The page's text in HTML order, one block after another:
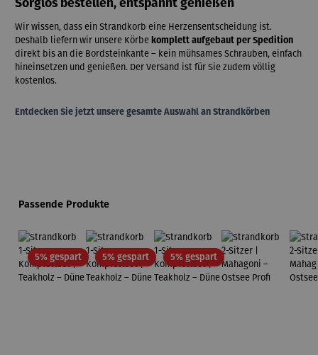
Wir wissen, dass ein Strandkorb eine Herzensentscheidung ist.
Deshalb liefern wir unsere Körbe komplett aufgebaut per Spedition
direkt bis an die Bordsteinkante – kein mühsames Schrauben, einfach
hineinsetzen und genießen. Der Versand ist für Sie zudem völlig
kostenlos.
Entdecken Sie jetzt unsere gesamte Auswahl an Strandkörben
Produktgalerie überspringen
Passende Produkte
5% gespartRabatt5% gespartRabatt5% gespartRabatt